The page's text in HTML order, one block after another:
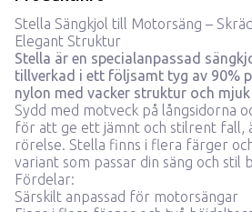
Stella Sängkjol till Motorsäng –
Elegant Struktur
Stella är en specialanpassad
tillverkad i ett följsamt tyg av 90%
nylon med vacker struktur och
Sydd med motveck på långsidorna
för att ge ett jämnt och stilrent fall,
rörelse. Stella finns i flera färger
variant som passar din säng och stil
Fördelar:
Särskilt anpassad för motorsängar